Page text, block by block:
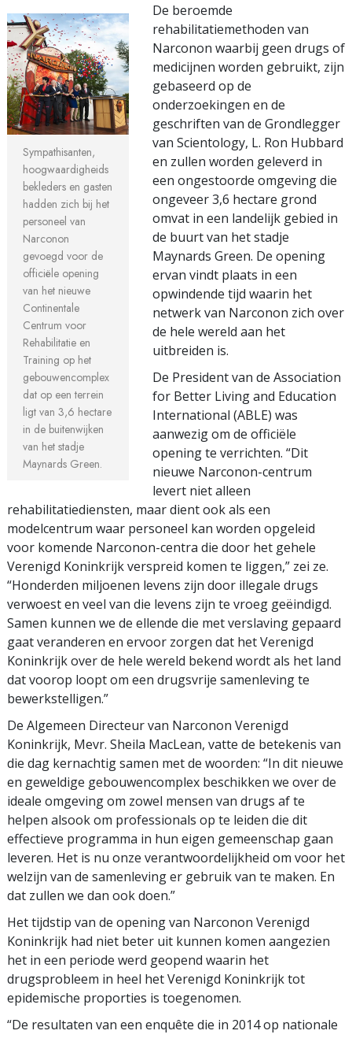
Sympathisanten,
hoogwaardigheids
bekleders en gasten
hadden zich bij het
personeel van
Narconon
gevoegd voor de
officiële opening
van het nieuwe
Continentale
Centrum voor
Rehabilitatie en
Training op het
gebouwencomplex
dat op een terrein
ligt van 3,6 hectare
in de buitenwijken
van het stadje
Maynards Green.
De beroemde
rehabilitatiemethoden van
Narconon waarbij geen drugs of
medicijnen worden gebruikt, zijn
gebaseerd op de
onderzoekingen en de
geschriften van de Grondlegger
van Scientology, L. Ron Hubbard
en zullen worden geleverd in
een ongestoorde omgeving die
ongeveer 3,6 hectare grond
omvat in een landelijk gebied in
de buurt van het stadje
Maynards Green. De opening
ervan vindt plaats in een
opwindende tijd waarin het
netwerk van Narconon zich over
de hele wereld aan het
uitbreiden is.
De President van de Association
for Better Living and Education
International (ABLE) was
aanwezig om de officiële
opening te verrichten. “Dit
nieuwe Narconon-centrum
levert niet alleen
rehabilitatiediensten, maar dient ook als een
modelcentrum waar personeel kan worden opgeleid
voor komende Narconon-centra die door het gehele
Verenigd Koninkrijk verspreid komen te liggen,” zei ze.
“Honderden miljoenen levens zijn door illegale drugs
verwoest en veel van die levens zijn te vroeg geëindigd.
Samen kunnen we de ellende die met verslaving gepaard
gaat veranderen en ervoor zorgen dat het Verenigd
Koninkrijk over de hele wereld bekend wordt als het land
dat voorop loopt om een drugsvrije samenleving te
bewerkstelligen.”
De Algemeen Directeur van Narconon Verenigd
Koninkrijk, Mevr. Sheila MacLean, vatte de betekenis van
die dag kernachtig samen met de woorden: “In dit nieuwe
en geweldige gebouwencomplex beschikken we over de
ideale omgeving om zowel mensen van drugs af te
helpen alsook om professionals op te leiden die dit
effectieve programma in hun eigen gemeenschap gaan
leveren. Het is nu onze verantwoordelijkheid om voor het
welzijn van de samenleving er gebruik van te maken. En
dat zullen we dan ook doen.”
Het tijdstip van de opening van Narconon Verenigd
Koninkrijk had niet beter uit kunnen komen aangezien
het in een periode werd geopend waarin het
drugsprobleem in heel het Verenigd Koninkrijk tot
epidemische proporties is toegenomen.
“De resultaten van een enquête die in 2014 op nationale